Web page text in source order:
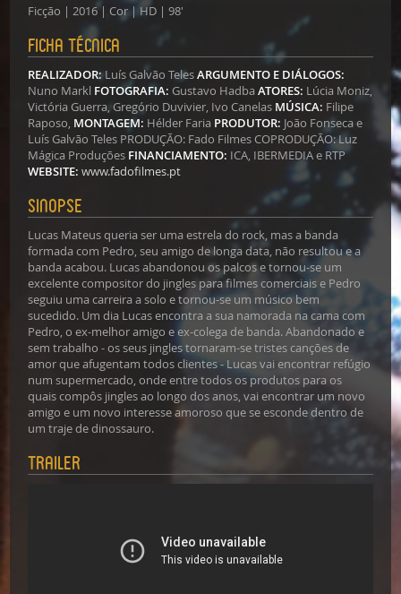
Ficção | 2016 | Cor | HD | 98'
Ficha técnica
REALIZADOR:Luís Galvão TelesARGUMENTO E DIÁLOGOS:
Nuno Markl FOTOGRAFIA: Gustavo HadbaATORES: Lúcia Moniz,
Victória Guerra, Gregório Duvivier, Ivo Canelas MÚSICA: Filipe
Raposo, MONTAGEM: Hélder Faria PRODUTOR: João Fonseca e
Luís Galvão Teles PRODUÇÃO: Fado Filmes COPRODUÇÃO: Luz
Mágica Produções FINANCIAMENTO: ICA, IBERMEDIA e RTP
WEBSITE: www.fadofilmes.pt
Sinopse
Lucas Mateus queria ser uma estrela do rock, mas a banda
formada com Pedro, seu amigo de longa data, não resultou e a
banda acabou. Lucas abandonou os palcos e tornou-se um
excelente compositor do jingles para filmes comerciais e Pedro
seguiu uma carreira a solo e tornou-se um músico bem
sucedido. Um dia Lucas encontra a sua namorada na cama com
Pedro, o ex-melhor amigo e ex-colega de banda. Abandonado e
sem trabalho - os seus jingles tornaram-se tristes canções de
amor que afugentam todos clientes - Lucas vai encontrar refúgio
num supermercado, onde entre todos os produtos para os
quais compôs jingles ao longo dos anos, vai encontrar um novo
amigo e um novo interesse amoroso que se esconde dentro de
um traje de dinossauro.
Trailer